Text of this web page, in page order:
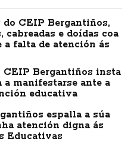
CEIP Bergantiños,
cabreadas e doídas coa
a falta de atención ás
CEIP Bergantiños insta
a manifestarse ante a
educativa
espalla a súa
atención digna ás
Educativas